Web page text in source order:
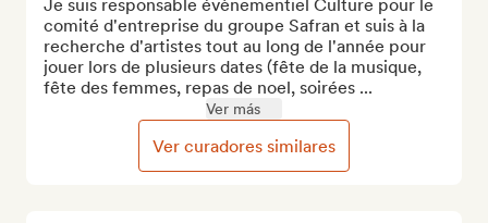
Je suis responsable évènementiel Culture pour le
comité d'entreprise du groupe Safran et suis à la
recherche d'artistes tout au long de l'année pour
jouer lors de plusieurs dates (fête de la musique,
fête des femmes, repas de noel, soirées ...
Ver más
Ver curadores similares